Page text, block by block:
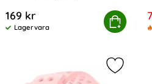
169 kr
Tillgänglighet:
Lagervara
Köp
Silikon Armband Ihåligt Fitbit